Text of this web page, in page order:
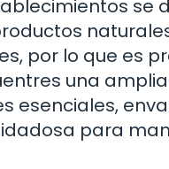
se
por lo que es
una
esenciales,
para